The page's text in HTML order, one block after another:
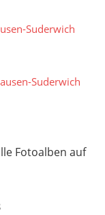
Fotoalben auf